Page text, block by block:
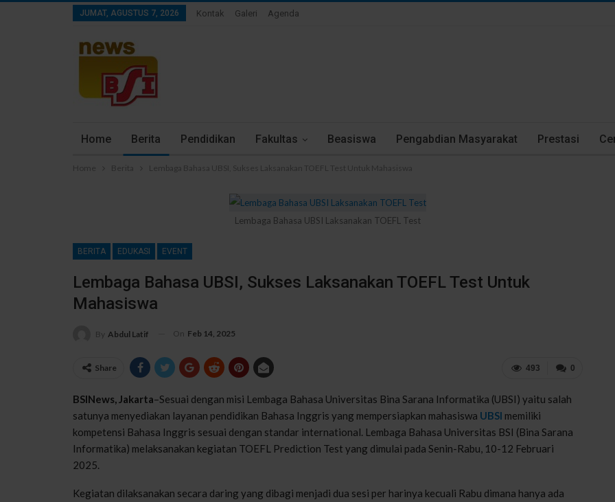
JUMAT, AGUSTUS 7, 2026 Kontak Galeri Agenda
Home Berita Pendidikan Fakultas Beasiswa Pengabdian Masyarakat Prestasi
Home Berita Lembaga Bahasa UBSI, Sukses Laksanakan TOEFL Test Untuk Mahasiswa
Lembaga Bahasa UBSI Laksanakan TOEFL Test
BERITA EDUKASI EVENT
Lembaga Bahasa UBSI, Sukses Laksanakan TOEFL Test Untuk
Mahasiswa
By Abdul Latif On Feb 14, 2025
0
493
Share
BSINews, Jakarta–Sesuai dengan misi Lembaga Bahasa Universitas Bina Sarana Informatika (UBSI) yaitu salah
satunya menyediakan layanan pendidikan Bahasa Inggris yang mempersiapkan mahasiswa UBSI memiliki
kompetensi Bahasa Inggris sesuai dengan standar international. Lembaga Bahasa Universitas BSI (Bina Sarana
Informatika) melaksanakan kegiatan TOEFL Prediction Test yang dimulai pada Senin-Rabu, 10-12 Februari
2025.
Kegiatan dilaksanakan secara daring yang dibagi menjadi dua sesi per harinya kecuali Rabu dimana hanya ada